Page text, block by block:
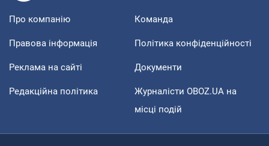
Про компанію Команда
Правова інформація Політика конфіденційності
Реклама на сайті Документи
Редакційна політика
Журналісти OBOZ.UA на
місці подій